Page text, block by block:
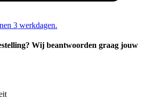
3 werkdagen.
Wij beantwoorden graag jouw